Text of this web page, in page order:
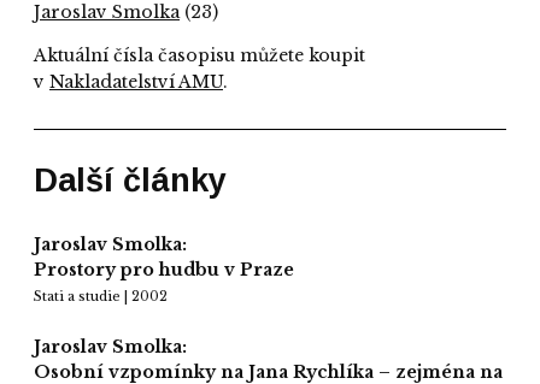
Jaroslav Smolka (23)
Aktuální čísla časopisu můžete koupit
v Nakladatelství AMU.
Další články
Jaroslav Smolka:
Prostory pro hudbu v Praze
Stati a studie | 2002
Jaroslav Smolka:
Osobní vzpomínky na Jana Rychlíka – zejména na